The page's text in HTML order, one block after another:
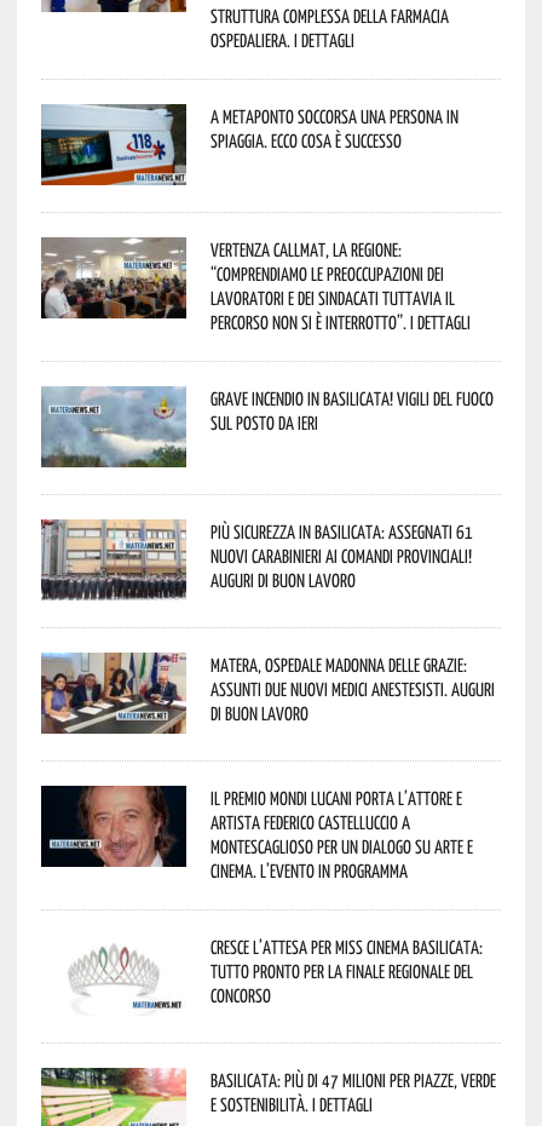
Struttura Complessa della Farmacia
Ospedaliera. I dettagli
A Metaponto soccorsa una persona in
spiaggia. Ecco cosa è successo
Vertenza CallMat, la Regione:
“comprendiamo le preoccupazioni dei
lavoratori e dei sindacati tuttavia il
percorso non si è interrotto”. I dettagli
Grave incendio in Basilicata! Vigili del fuoco
sul posto da ieri
Più sicurezza in Basilicata: assegnati 61
nuovi Carabinieri ai Comandi provinciali!
Auguri di buon lavoro
Matera, Ospedale Madonna delle Grazie:
assunti due nuovi medici anestesisti. Auguri
di buon lavoro
Il Premio Mondi Lucani porta l’attore e
artista Federico Castelluccio a
Montescaglioso per un dialogo su arte e
cinema. L’evento in programma
Cresce l’attesa per Miss Cinema Basilicata:
tutto pronto per la finale regionale del
concorso
Basilicata: più di 47 milioni per piazze, verde
e sostenibilità. I dettagli